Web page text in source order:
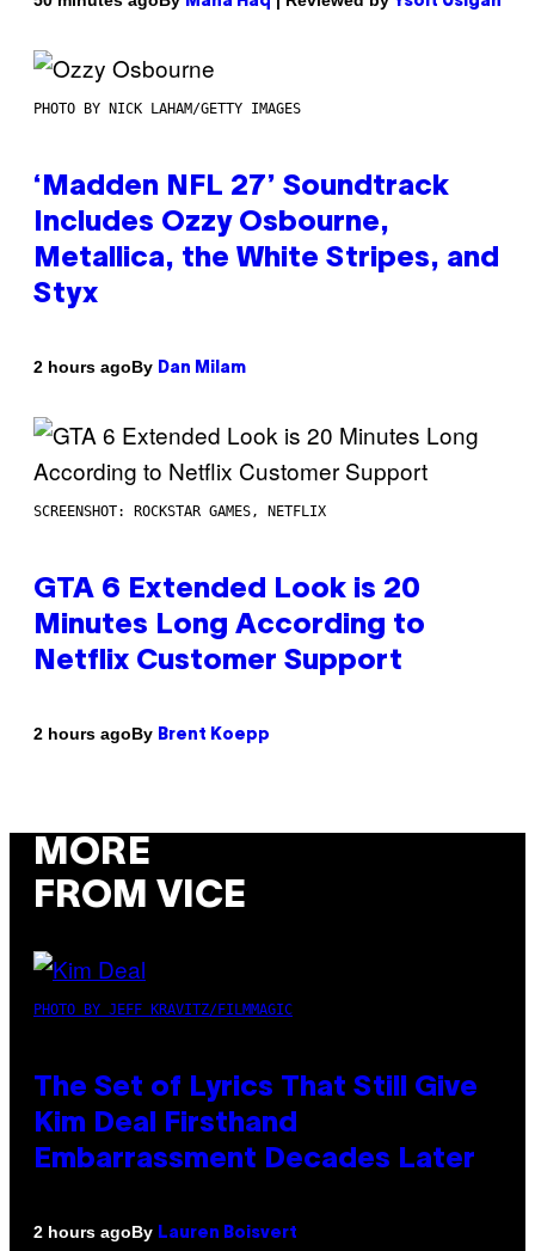
PHOTO BY NICK LAHAM/GETTY IMAGES
‘Madden NFL 27’ Soundtrack
Includes Ozzy Osbourne,
Metallica, the White Stripes, and
Styx
2 hours agoBy Dan Milam
SCREENSHOT: ROCKSTAR GAMES, NETFLIX
GTA 6 Extended Look is 20
Minutes Long According to
Netflix Customer Support
2 hours agoBy Brent Koepp
MORE
FROM VICE
PHOTO BY JEFF KRAVITZ/FILMMAGIC
The Set of Lyrics That Still Give
Kim Deal Firsthand
Embarrassment Decades Later
2 hours agoBy Lauren Boisvert